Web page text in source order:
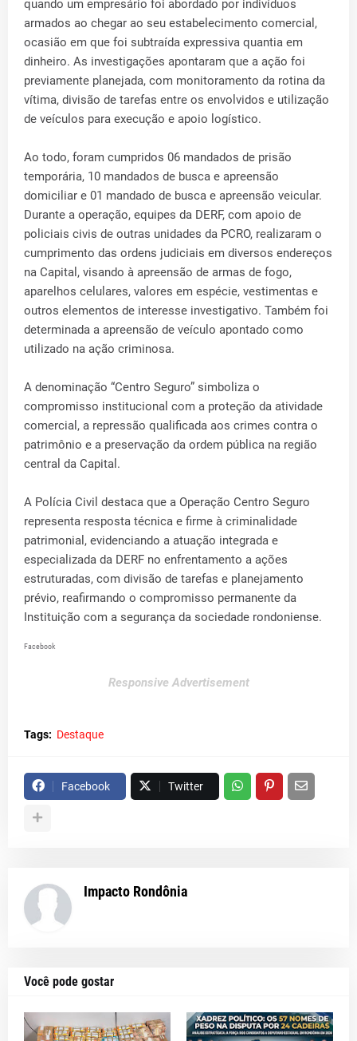
quando um empresário foi abordado por indivíduos
armados ao chegar ao seu estabelecimento comercial,
ocasião em que foi subtraída expressiva quantia em
dinheiro. As investigações apontaram que a ação foi
previamente planejada, com monitoramento da rotina da
vítima, divisão de tarefas entre os envolvidos e utilização
de veículos para execução e apoio logístico.
Ao todo, foram cumpridos 06 mandados de prisão
temporária, 10 mandados de busca e apreensão
domiciliar e 01 mandado de busca e apreensão veicular.
Durante a operação, equipes da DERF, com apoio de
policiais civis de outras unidades da PCRO, realizaram o
cumprimento das ordens judiciais em diversos endereços
na Capital, visando à apreensão de armas de fogo,
aparelhos celulares, valores em espécie, vestimentas e
outros elementos de interesse investigativo. Também foi
determinada a apreensão de veículo apontado como
utilizado na ação criminosa.
A denominação “Centro Seguro” simboliza o
compromisso institucional com a proteção da atividade
comercial, a repressão qualificada aos crimes contra o
patrimônio e a preservação da ordem pública na região
central da Capital.
A Polícia Civil destaca que a Operação Centro Seguro
representa resposta técnica e firme à criminalidade
patrimonial, evidenciando a atuação integrada e
especializada da DERF no enfrentamento a ações
estruturadas, com divisão de tarefas e planejamento
prévio, reafirmando o compromisso permanente da
Instituição com a segurança da sociedade rondoniense.
Facebook
Responsive Advertisement
Tags: Destaque
Facebook Twitter
Impacto Rondônia
Você pode gostar